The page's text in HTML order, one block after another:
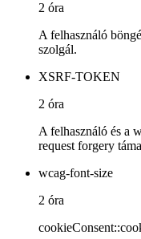
2 óra
A felhasználó
szolgál.
XSRF-TOKEN
2 óra
A felhasználó és a
request forgery
wcag-font-size
2 óra